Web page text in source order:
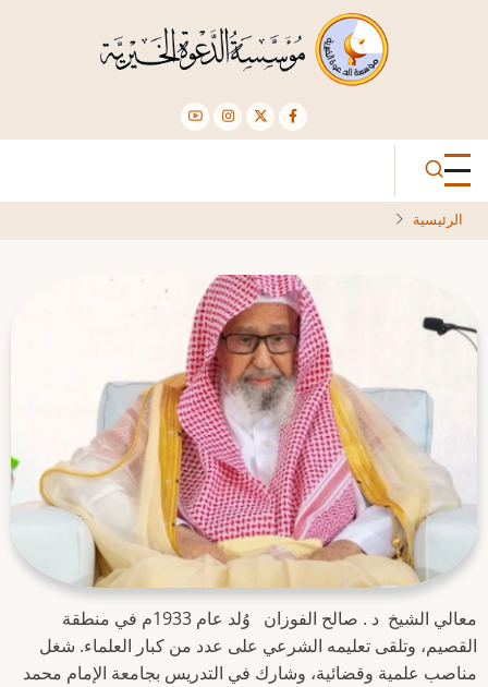
الرئيسية
معالي الشيخ د . صالح الفوزان
وُلد عام 1933م في منطقة
القصيم، وتلقى تعليمه الشرعي على عدد من كبار العلماء. شغل
مناصب علمية وقضائية، وشارك في التدريس بجامعة الإمام محمد